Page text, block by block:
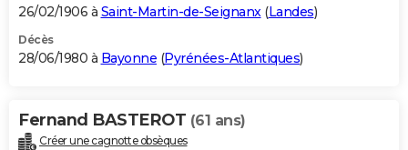
26/02/1906 à Saint-Martin-de-Seignanx(Landes)
Décès
28/06/1980 à Bayonne (Pyrénées-Atlantiques)
Fernand BASTEROT (61 ans)
Créer une cagnotte obsèques